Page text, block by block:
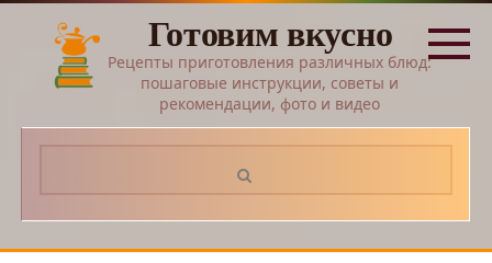
Перейти
контенту
Готовим вкусно
Рецепты приготовления различных блюд:
пошаговые инструкции, советы и
рекомендации, фото и видео